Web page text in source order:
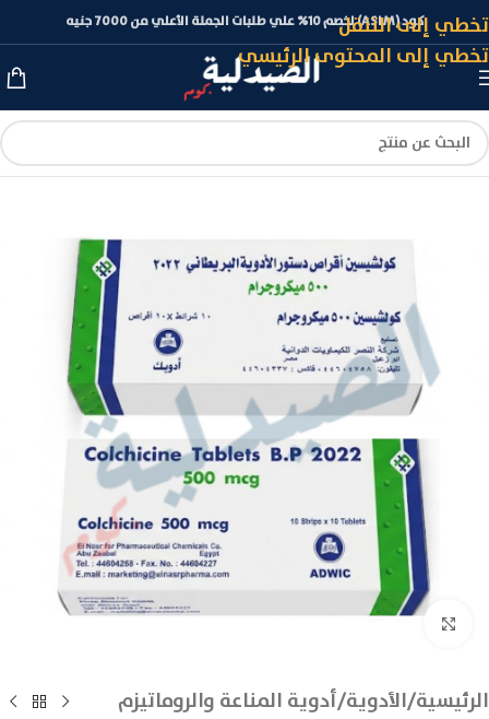
تخطي إلى التنقل
تخطي إلى المحتوى الرئيسي
كود (ASLM) لخصم 10% علي طلبات الجملة الأعلي من 7000 جنيه
انقر للتكبير
الرئيسية/الأدوية/أدوية المناعة والروماتيزم